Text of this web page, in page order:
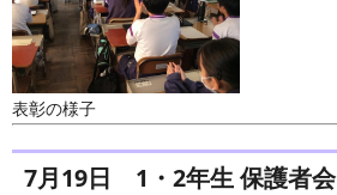
表彰の様子
7月19日 1・2年生 保護者会